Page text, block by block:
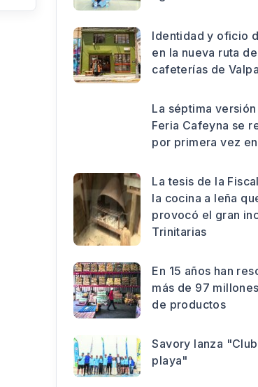
Identidad y oficio
en la nueva ruta de
cafeterías de
La séptima
Feria Cafeyna se
por primera vez
La tesis de la
la cocina a leña
provocó el gran
Trinitarias
En 15 años han
más de 97
de productos
Savory lanza
playa"